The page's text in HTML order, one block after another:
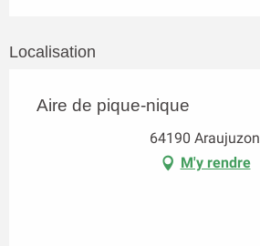
Localisation
Aire de pique-nique
64190 Araujuzon
M'y rendre